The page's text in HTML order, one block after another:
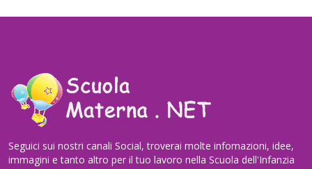
Seguici sui nostri canali Social, troverai molte infomazioni, idee,
immagini e tanto altro per il tuo lavoro nella Scuola dell'Infanzia